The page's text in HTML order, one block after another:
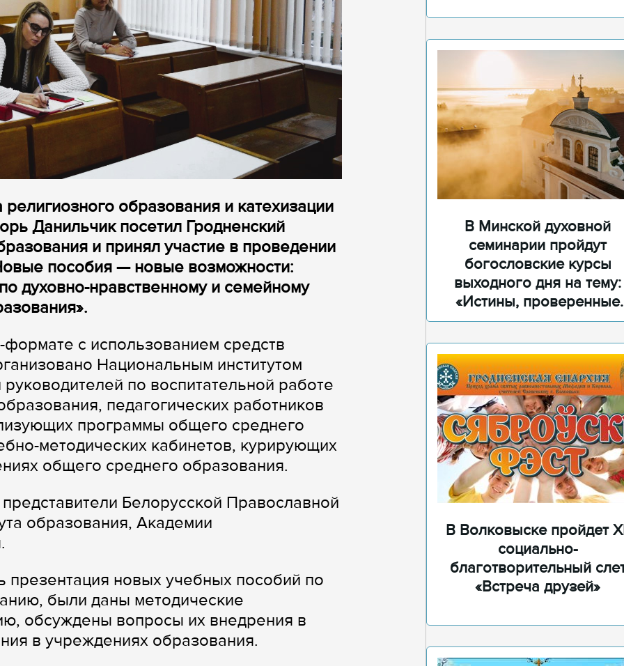
образования и катехизации
Данильчик посетил Гродненский
и принял участие в проведении
пособия — новые возможности:
духовно-нравственному и семейному
с использованием средств
Национальным институтом
по воспитательной работе
педагогических работников
программы общего среднего
методических кабинетов, курирующих
общего среднего образования.
Белорусской Православной
образования, Академии
презентация новых учебных пособий по
были даны методические
обсуждены вопросы их внедрения в
в учреждениях образования.
В Минской духовной
семинарии пройдут
богословские курсы
выходного дня на тему:
«Истины, проверенные
временем»
В Волковыске пройдет
социально-
благотворительный
«Встреча друзей»